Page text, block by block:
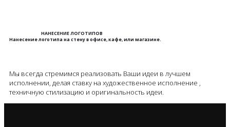
НАНЕСЕНИЕ ЛОГОТИПОВ
Нанесение логотипа на стену в офисе, кафе, или магазине.
Мы всегда стремимся реализовать Ваши идеи в лучшем
исполнении, делая ставку на художественное исполнение ,
техничную стилизацию и оригинальность идеи.